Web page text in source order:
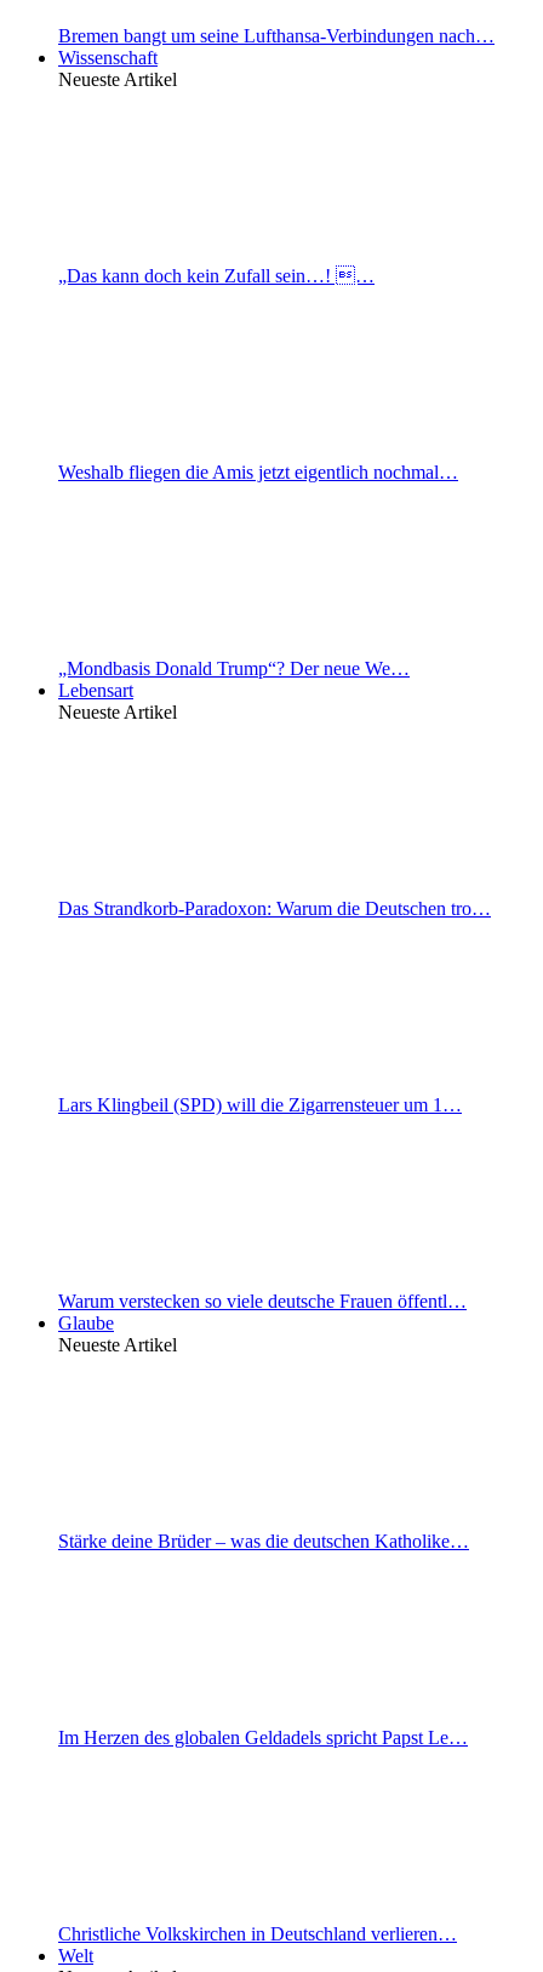
Bremen bangt um seine Lufthansa-Verbindungen nach…
Wissenschaft
Neueste Artikel
„Das kann doch kein Zufall sein…! …
Weshalb fliegen die Amis jetzt eigentlich nochmal…
„Mondbasis Donald Trump“? Der neue We…
Lebensart
Neueste Artikel
Das Strandkorb-Paradoxon: Warum die Deutschen tro…
Lars Klingbeil (SPD) will die Zigarrensteuer um 1…
Warum verstecken so viele deutsche Frauen öffentl…
Glaube
Neueste Artikel
Stärke deine Brüder – was die deutschen Katholike…
Im Herzen des globalen Geldadels spricht Papst Le…
Christliche Volkskirchen in Deutschland verlieren…
Welt